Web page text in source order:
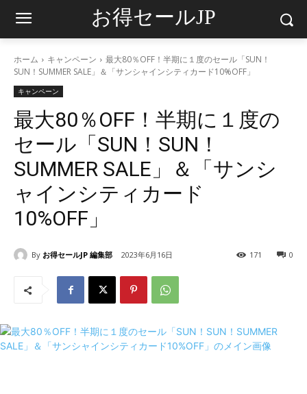
お得セールJP
ホーム キャンペーン
最大80％OFF！半期に１度のセール「SUN！
SUN！SUMMER SALE」＆「サンシャインシティカード10%OFF」
キャンペーン
最大80％OFF！半期に１度の
セール「SUN！SUN！
SUMMER SALE」＆「サンシ
ャインシティカード
10%OFF」
By お得セールJP 編集部 2023年6月16日 0
171